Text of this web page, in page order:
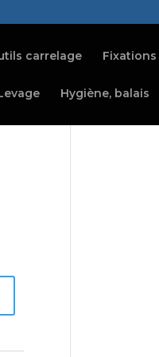
carrelage Fixations
Hygiène, balais